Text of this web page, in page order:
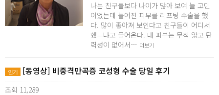
나는 친구들보다 나이가 많아 보여 늘 고민
이었는데 늘어진 피부를 리프팅 수술을 했
다. 많이 좋아져 보인다고 친구들이 어디서
했느냐고 물어온다. 내 피부는 무척 얇고 탄
력성이 없어서… 더보기
인기 [동영상] 비중격만곡증 코성형 수술 당일 후기
조회 11,289